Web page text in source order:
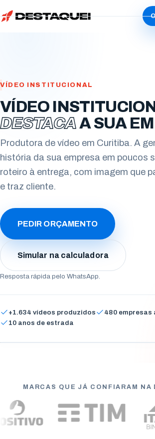
Início
Vídeo de Produto
Vídeo de Animação
Vídeo Criativo
Vídeo com IA
Localidades
Paraná
Curitiba
Londrina
Maringá
Arapongas
Ponta Grossa
Cascavel
São José dos Pinhais
Colombo
Estados Unidos
San Francisco
Blog
Ator
Freelancer
VÍDEO INSTITUCIONAL
VÍDEO
DESTACAA SUA
Produtora de vídeo em Curitiba. A
história da sua empresa em poucos
roteiro à entrega, com imagem que
e traz cliente.
PEDIR ORÇAMENTO
Simular na calculadora
Resposta rápida pelo WhatsApp.
+1.634 vídeos produzidos
480 empresas
10 anos de estrada
MARCAS QUE JÁ CONFIARAM NA